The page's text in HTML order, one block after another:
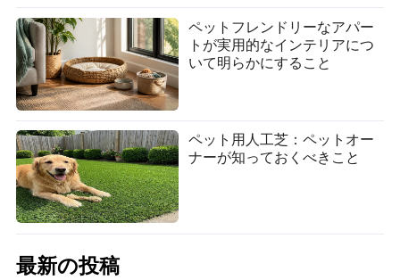
予防接種が最新である
ペットがマイクロチップを装着され、登録されてい
る
食事と予防ケアプランについて話し合う
この訪問は生涯にわたる健康の基盤を築きます。
養子にしたペットとの絆を築く
ポジティブ強化
るもの：
ペットフレンドリーなアパー
トが実用的なインテリアにつ
いて明らかにすること
ペット用人工芝：ペットオー
ナーが知っておくべきこと
最新の投稿